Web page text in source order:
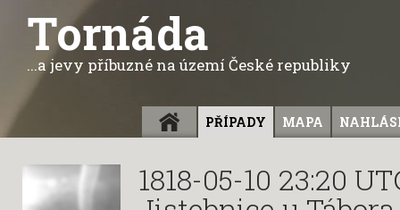
Tornáda
...a jevy příbuzné na území České republiky
ÚVOD PŘÍPADY MAPA
1818-05-10 23:20